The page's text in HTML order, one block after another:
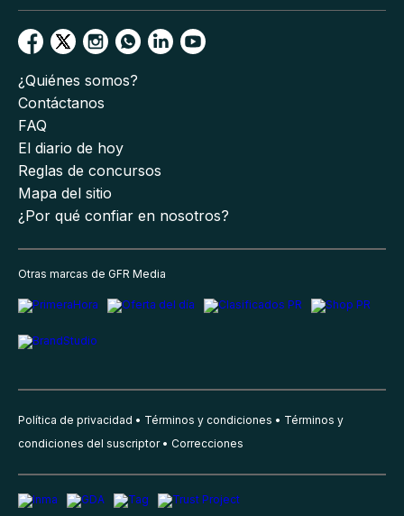
¿Quiénes somos?
Contáctanos
FAQ
El diario de hoy
Reglas de concursos
Mapa del sitio
¿Por qué confiar en nosotros?
Otras marcas de GFR Media
Política de privacidad Términos y condiciones
Términos y
condiciones del suscriptor
Correcciones